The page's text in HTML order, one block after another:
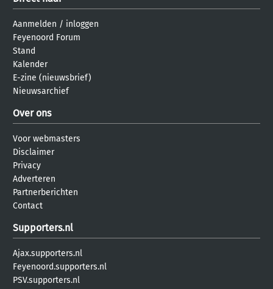
Aanmelden / inloggen
Feyenoord Forum
Stand
Kalender
E-zine (nieuwsbrief)
Nieuwsarchief
Over ons
Voor webmasters
Disclaimer
Privacy
Adverteren
Partnerberichten
Contact
Supporters.nl
Ajax.supporters.nl
Feyenoord.supporters.nl
PSV.supporters.nl